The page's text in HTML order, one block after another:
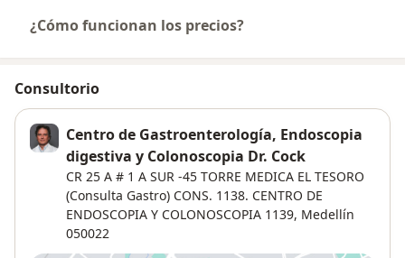
¿Cómo funcionan los precios?
Consultorio
Centro de Gastroenterología, Endoscopia
digestiva y Colonoscopia Dr. Cock
CR 25 A # 1 A SUR -45 TORRE MEDICA EL TESORO
(Consulta Gastro) CONS. 1138. CENTRO DE
ENDOSCOPIA Y COLONOSCOPIA 1139, Medellín
050022